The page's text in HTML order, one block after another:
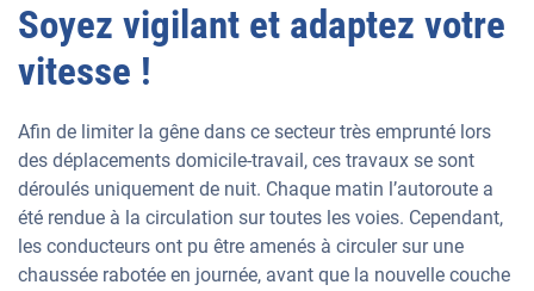
Soyez vigilant et adaptez votre
vitesse !
Afin de limiter la gêne dans ce secteur très emprunté lors
des déplacements domicile-travail, ces travaux se sont
déroulés uniquement de nuit. Chaque matin l’autoroute a
été rendue à la circulation sur toutes les voies. Cependant,
les conducteurs ont pu être amenés à circuler sur une
chaussée rabotée en journée, avant que la nouvelle couche